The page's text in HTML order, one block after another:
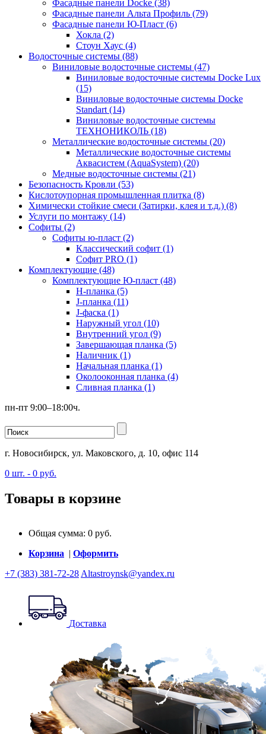
Фасадные панели Docke (38)
Фасадные панели Альта Профиль (79)
Фасадные панели Ю-Пласт (6)
Хокла (2)
Стоун Хаус (4)
Водосточные системы (88)
Виниловые водосточные системы (47)
Виниловые водосточные системы Docke Lux
(15)
Виниловые водосточные системы Docke
Standart (14)
Виниловые водосточные системы
ТЕХНОНИКОЛЬ (18)
Металлические водосточные системы (20)
Металлические водосточные системы
Аквасистем (AquaSystem) (20)
Медные водосточные системы (21)
Безопасность Кровли (53)
Кислотоупорная промышленная плитка (8)
Химически стойкие смеси (Затирки, клея и т.д.) (8)
Услуги по монтажу (14)
Софиты (2)
Софиты ю-пласт (2)
Классический софит (1)
Софит PRO (1)
Комплектующие (48)
Комплектующие Ю-пласт (48)
H-планка (5)
J-планка (11)
J-фаска (1)
Наружный угол (10)
Внутренний угол (9)
Завершающая планка (5)
Наличник (1)
Начальная планка (1)
Околооконная планка (4)
Сливная планка (1)
пн-пт 9:00–18:00ч.
г. Новосибирск, ул. Маковского, д. 10, офис 114
0 шт. - 0 руб.
Товары в корзине
Общая сумма: 0 руб.
Корзина | Оформить
+7 (383) 381-72-28 Altastroynsk@yandex.ru
Доставка